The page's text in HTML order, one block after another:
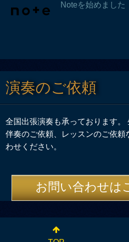
Noteを始めました
演奏のご依頼
全国出張演奏も承っております。
伴奏のご依頼、レッスンのご依頼
わせください。
お問い合わせは